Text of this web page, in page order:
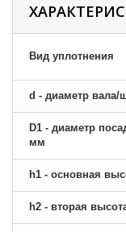
Вид уплотнения
d - диаметр вала/
D1 - диаметр
мм
h1 - основная
h2 - вторая